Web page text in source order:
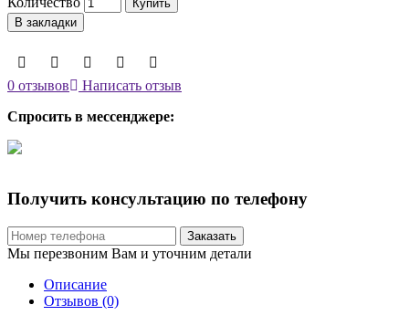
Купить
В закладки
0 отзывов
Написать отзыв
Спросить в мессенджере:
Получить консультацию по телефону
Заказать
Мы перезвоним Вам и уточним детали
Описание
Отзывов (0)